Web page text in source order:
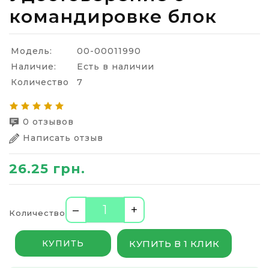
командировке блок
Модель:
00-00011990
Наличие:
Есть в наличии
Количество
7
0 отзывов
Написать отзыв
26.25 грн.
Количество – +
КУПИТЬ КУПИТЬ В 1 КЛИК